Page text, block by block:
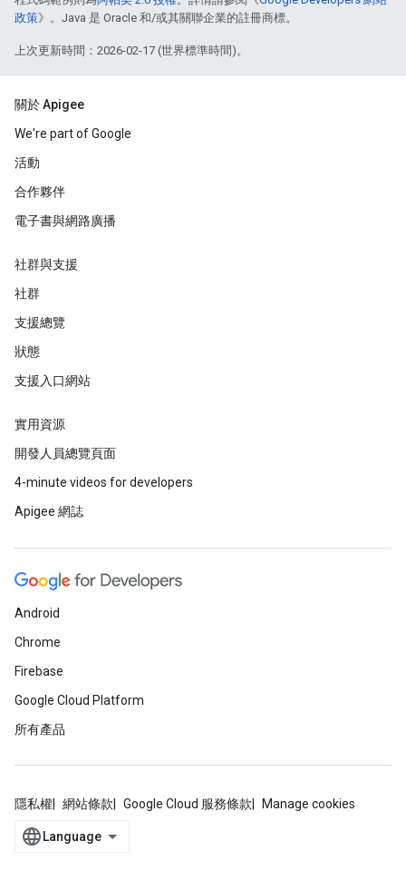
政策》。Java 是 Oracle 和/或其關聯企業的註冊商標。
上次更新時間：2026-02-17 (世界標準時間)。
關於 Apigee
We're part of Google
活動
合作夥伴
電子書與網路廣播
社群與支援
社群
支援總覽
狀態
支援入口網站
實用資源
開發人員總覽頁面
4-minute videos for developers
Apigee 網誌
Android
Chrome
Firebase
Google Cloud Platform
所有產品
隱私權 網站條款 Google Cloud 服務條款 Manage cookies